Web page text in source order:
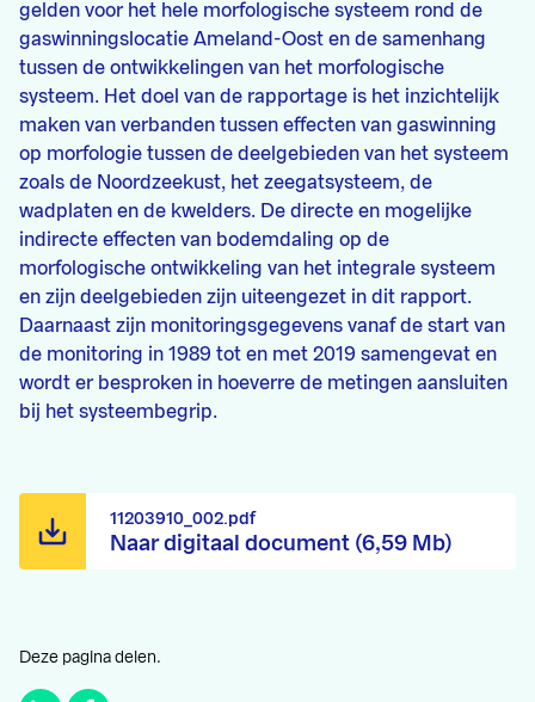
gelden voor het hele morfologische systeem rond de
gaswinningslocatie Ameland-Oost en de samenhang
tussen de ontwikkelingen van het morfologische
systeem. Het doel van de rapportage is het inzichtelijk
maken van verbanden tussen effecten van gaswinning
op morfologie tussen de deelgebieden van het systeem
zoals de Noordzeekust, het zeegatsysteem, de
wadplaten en de kwelders. De directe en mogelijke
indirecte effecten van bodemdaling op de
morfologische ontwikkeling van het integrale systeem
en zijn deelgebieden zijn uiteengezet in dit rapport.
Daarnaast zijn monitoringsgegevens vanaf de start van
de monitoring in 1989 tot en met 2019 samengevat en
wordt er besproken in hoeverre de metingen aansluiten
bij het systeembegrip.
Naar digitaal document (6,59 Mb)
11203910_002.pdf
Deze pagina delen.